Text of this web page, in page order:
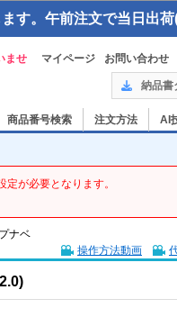
す。午前注文で当日出
ませ マイページ お問い合わせ
納品書
商品番号検索 注文方法 AI
が必要となります。
ナベ
操作方法動画